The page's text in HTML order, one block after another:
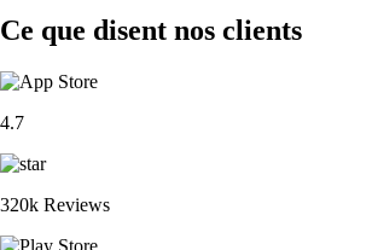
Ce que disent nos clients
4.7
320k Reviews